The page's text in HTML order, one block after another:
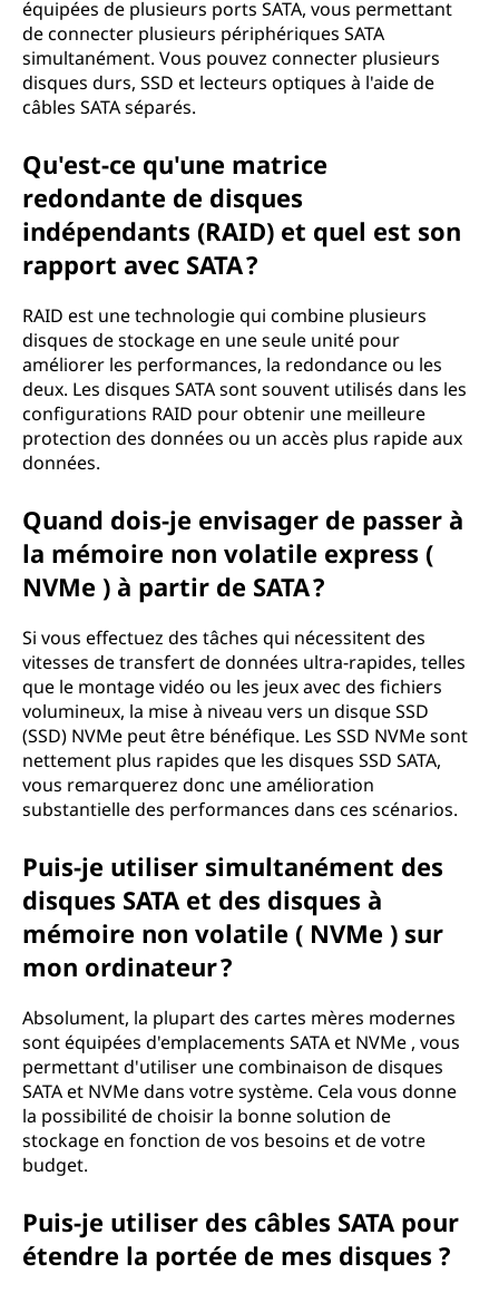
équipées de plusieurs ports SATA, vous permettant
de connecter plusieurs périphériques SATA
simultanément. Vous pouvez connecter plusieurs
disques durs, SSD et lecteurs optiques à l'aide de
câbles SATA séparés.
Qu'est-ce qu'une matrice
redondante de disques
indépendants (RAID) et quel est son
rapport avec SATA ?
RAID est une technologie qui combine plusieurs
disques de stockage en une seule unité pour
améliorer les performances, la redondance ou les
deux. Les disques SATA sont souvent utilisés dans les
configurations RAID pour obtenir une meilleure
protection des données ou un accès plus rapide aux
données.
Quand dois-je envisager de passer à
la mémoire non volatile express (
NVMe ) à partir de SATA ?
Si vous effectuez des tâches qui nécessitent des
vitesses de transfert de données ultra-rapides, telles
que le montage vidéo ou les jeux avec des fichiers
volumineux, la mise à niveau vers un disque SSD
(SSD) NVMe peut être bénéfique. Les SSD NVMe sont
nettement plus rapides que les disques SSD SATA,
vous remarquerez donc une amélioration
substantielle des performances dans ces scénarios.
Puis-je utiliser simultanément des
disques SATA et des disques à
mémoire non volatile ( NVMe ) sur
mon ordinateur ?
Absolument, la plupart des cartes mères modernes
sont équipées d'emplacements SATA et NVMe , vous
permettant d'utiliser une combinaison de disques
SATA et NVMe dans votre système. Cela vous donne
la possibilité de choisir la bonne solution de
stockage en fonction de vos besoins et de votre
budget.
Puis-je utiliser des câbles SATA pour
étendre la portée de mes disques ?